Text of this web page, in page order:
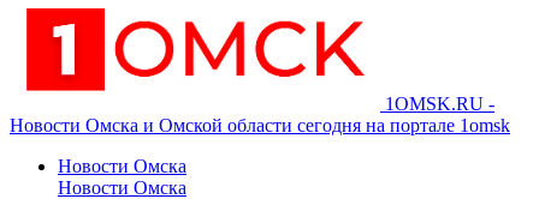
1OMSK.RU -
Новости Омска и Омской области сегодня на портале 1omsk
Новости Омска
Новости Омска